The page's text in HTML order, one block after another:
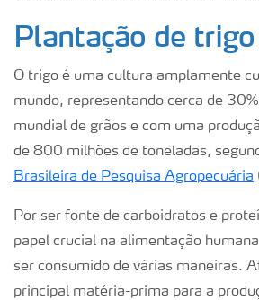
Plantação de trigo
O trigo é uma cultura amplamente
mundo, representando cerca de
mundial de grãos e com uma
de 800 milhões de toneladas,
Brasileira de Pesquisa Agropecuária
Por ser fonte de carboidratos e
papel crucial na alimentação
ser consumido de várias maneiras.
principal matéria-prima para a